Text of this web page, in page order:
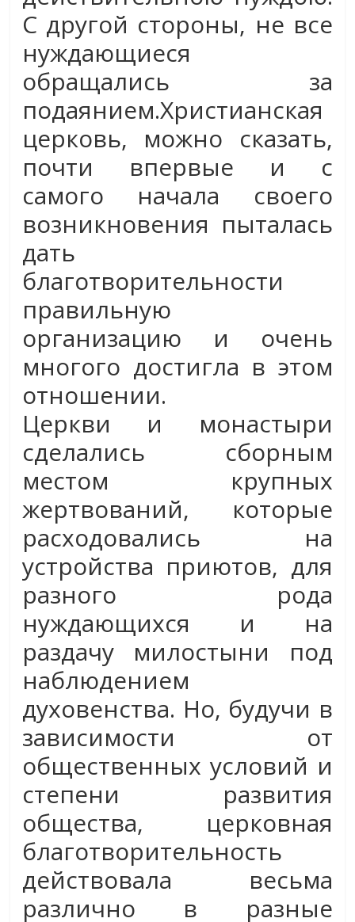
С другой стороны, не все
нуждающиеся
обращались за
подаянием.Христианская
церковь, можно сказать,
почти впервые и с
самого начала своего
возникновения пыталась
дать
благотворительности
правильную
организацию и очень
многого достигла в этом
отношении.
Церкви и монастыри
сделались сборным
местом крупных
жертвований, которые
расходовались на
устройства приютов, для
разного рода
нуждающихся и на
раздачу милостыни под
наблюдением
духовенства. Но, будучи в
зависимости от
общественных условий и
степени развития
общества, церковная
благотворительность
действовала весьма
различно в разные